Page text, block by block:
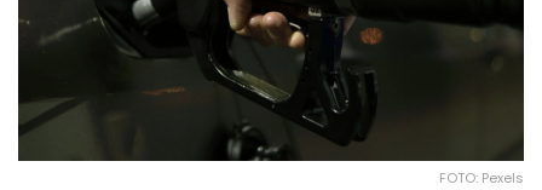
FOTO: Pexels